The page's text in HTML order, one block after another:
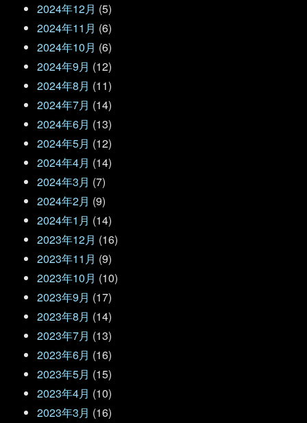
2024年12月 (5)
2024年11月 (6)
2024年10月 (6)
2024年9月 (12)
2024年8月 (11)
2024年7月 (14)
2024年6月 (13)
2024年5月 (12)
2024年4月 (14)
2024年3月 (7)
2024年2月 (9)
2024年1月 (14)
2023年12月 (16)
2023年11月 (9)
2023年10月 (10)
2023年9月 (17)
2023年8月 (14)
2023年7月 (13)
2023年6月 (16)
2023年5月 (15)
2023年4月 (10)
2023年3月 (16)